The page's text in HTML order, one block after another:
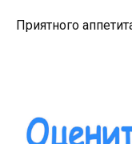
Приятного